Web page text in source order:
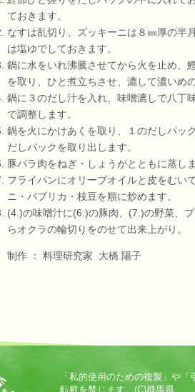
ておきます。
なすは乱切り、ズッキーニは８㎜厚の半
は塩ゆでしておきます。
鍋に水をいれ沸騰させてから火を止め、
を取り、ひと煮立ちさせ、漉して濃いめ
鍋に３のだし汁を入れ、味噌漉しで八丁
で調整します。
鍋を火にかけあくを取り、１のだしパッ
だしパックを取り出します。
豚バラ肉をねぎ・しょうがとともに蒸しま
フライパンにオリーブオイルと皮をむい
ニ・パプリカ・枝豆を順に炒めます。
(4.)の味噌汁に(6.)の豚肉、(7.)の野菜、
らオクラの輪切りをのせて出来上がり。
制作 ： 料理研究家 大橋 陽子
「私的使用のための複製」や
転載を禁じます。(C)群馬県